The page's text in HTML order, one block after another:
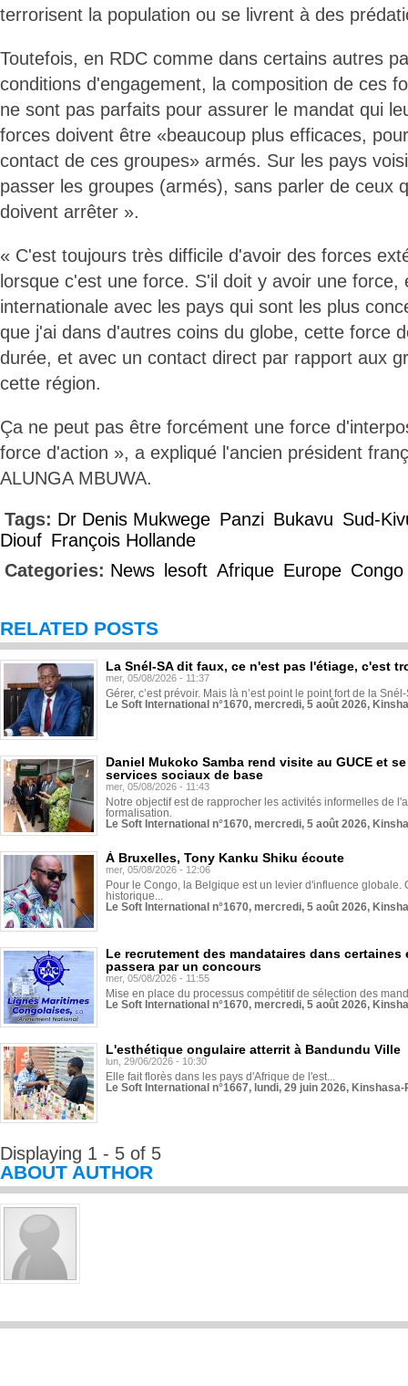
terrorisent la population ou se livrent à des
Toutefois, en RDC comme dans certains autres
conditions d'engagement, la composition de ces
ne sont pas parfaits pour assurer le mandat qui
forces doivent être «beaucoup plus efficaces,
contact de ces groupes» armés. Sur les pays
passer les groupes (armés), sans parler de ceux
doivent arrêter ».
« C'est toujours très difficile d'avoir des forces
lorsque c'est une force. S'il doit y avoir une
internationale avec les pays qui sont les plus
que j'ai dans d'autres coins du globe, cette force
durée, et avec un contact direct par rapport aux
cette région.
Ça ne peut pas être forcément une force
force d'action », a expliqué l'ancien président
ALUNGA MBUWA.
Tags: Dr Denis Mukwege Panzi Bukavu Sud-
Diouf François Hollande
Categories: News lesoft Afrique Europe Congo
RELATED POSTS
La Snél-SA dit faux, ce n'est pas l'étiage, c'est
mer, 05/08/2026 - 11:37
Gérer, c’est prévoir. Mais là n’est point le point fort de la
Le Soft International n°1670, mercredi, 5 août 2026,
Daniel Mukoko Samba rend visite au GUCE et
services sociaux de base
mer, 05/08/2026 - 11:43
Notre objectif est de rapprocher les activités informelles de
formalisation.
Le Soft International n°1670, mercredi, 5 août 2026,
À Bruxelles, Tony Kanku Shiku écoute
mer, 05/08/2026 - 12:06
Pour le Congo, la Belgique est un levier d'influence globale.
historique...
Le Soft International n°1670, mercredi, 5 août 2026,
Le recrutement des mandataires dans
passera par un concours
mer, 05/08/2026 - 11:55
Mise en place du processus compétitif de sélection des
Le Soft International n°1670, mercredi, 5 août 2026,
L'esthétique ongulaire atterrit à Bandundu Ville
lun, 29/06/2026 - 10:30
Elle fait florès dans les pays d'Afrique de l'est...
Le Soft International n°1667, lundi, 29 juin 2026,
Displaying 1 - 5 of 5
ABOUT AUTHOR